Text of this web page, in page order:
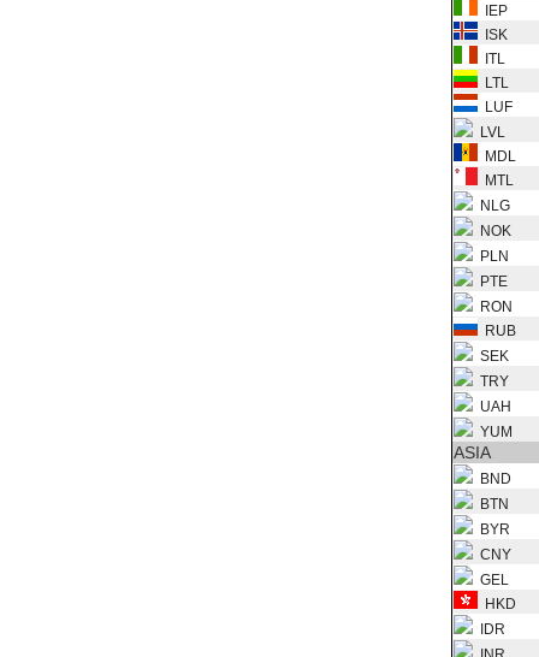
IEP
ISK
ITL
LTL
LUF
LVL
MDL
MTL
NLG
NOK
PLN
PTE
RON
RUB
SEK
TRY
UAH
YUM
ASIA
BND
BTN
BYR
CNY
GEL
HKD
IDR